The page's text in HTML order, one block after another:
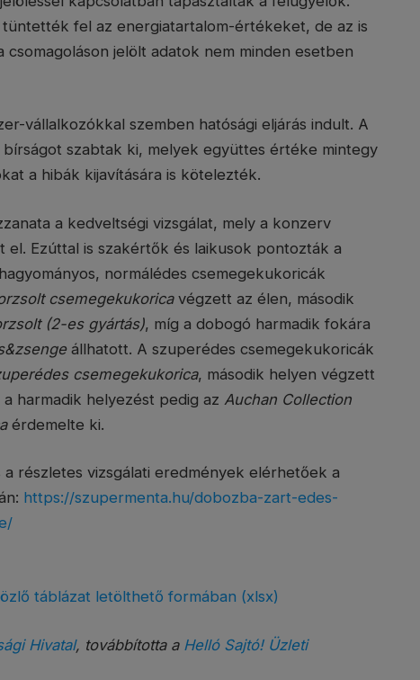
fel az energiatartalom-értékeket, de az is
jelölt adatok nem minden esetben
vállalkozókkal szemben hatósági eljárás indult. A
szabtak ki, melyek együttes értéke mintegy
a hibák kijavítására is kötelezték.
a kedveltségi vizsgálat, mely a konzerv
el. Ezúttal is szakértők és laikusok pontozták a
normálédes csemegekukoricák
csemegekukoricavégzett az élen, második
(2-es gyártás), míg a dobogó harmadik fokára
állhatott. A szuperédes csemegekukoricák
csemegekukorica, második helyen végzett
a harmadik helyezést pedig az Auchan Collection
érdemelte ki.
részletes vizsgálati eredmények elérhetőek a
https://szupermenta.hu/dobozba-zart-edes-
táblázat letölthető formában (xlsx)
Hivatal, továbbította a Helló Sajtó! Üzleti